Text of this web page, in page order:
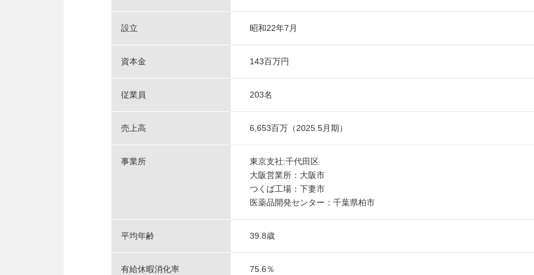
設立 昭和22年7月
資本金 143百万円
従業員 203名
売上高 6,653百万（2025.5月期）
事業所
東京支社:千代田区
大阪営業所：大阪市
つくば工場：下妻市
医薬品開発センター：千葉県柏市
平均年齢 39.8歳
有給休暇消化率 75.6％